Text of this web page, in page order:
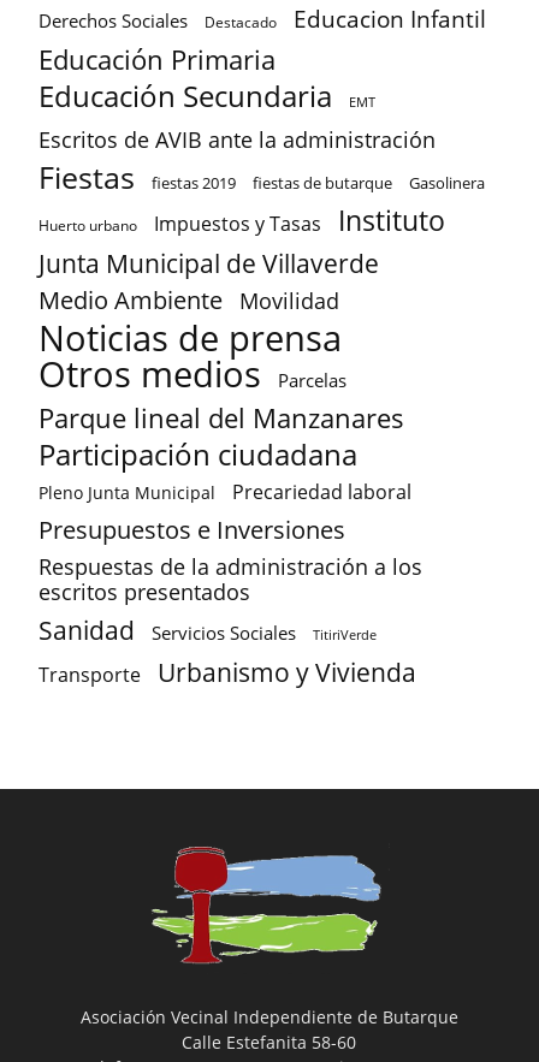
Derechos Sociales Destacado Educacion Infantil
Educación Primaria
Educación Secundaria EMT
Escritos de AVIB ante la administración
Fiestas fiestas 2019 fiestas de butarque Gasolinera
Huerto urbano Impuestos y Tasas Instituto
Junta Municipal de Villaverde
Medio Ambiente Movilidad
Noticias de prensa
Otros medios Parcelas
Parque lineal del Manzanares
Participación ciudadana
Pleno Junta Municipal Precariedad laboral
Presupuestos e Inversiones
Respuestas de la administración a los
escritos presentados
Sanidad Servicios Sociales TitiriVerde
Transporte Urbanismo y Vivienda
Asociación Vecinal Independiente de Butarque
Calle Estefanita 58-60